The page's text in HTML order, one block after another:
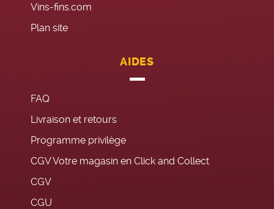
Vins-fins.com
Plan site
AIDES
FAQ
Livraison et retours
Programme privilège
CGV Votre magasin en Click and Collect
CGV
CGU